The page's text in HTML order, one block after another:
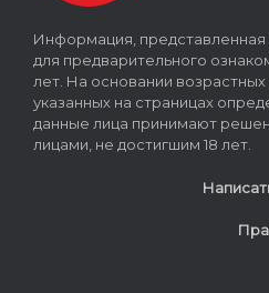
Информация,
для предварительного
лет. На основании
указанных на страницах
данные лица принимают
лицами, не достигшим 18 лет.